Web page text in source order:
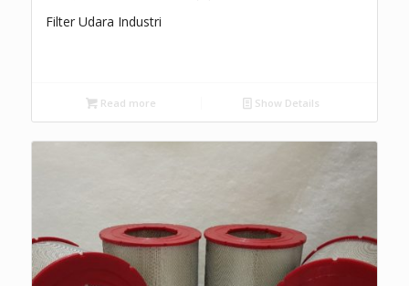
Filter Udara Industri
Read more Show Details